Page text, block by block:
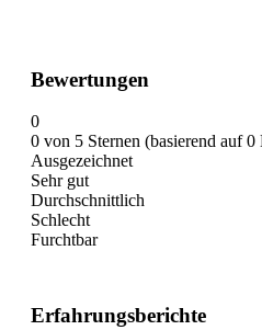
Bewertungen
0
0 von 5 Sternen (basierend auf
Ausgezeichnet
Sehr gut
Durchschnittlich
Schlecht
Furchtbar
Erfahrungsberichte